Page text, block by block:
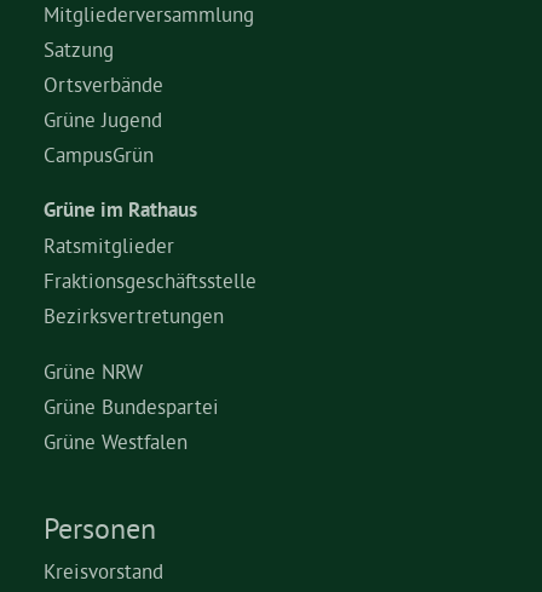
Mitgliederversammlung
Satzung
Ortsverbände
Grüne Jugend
CampusGrün
Grüne im Rathaus
Ratsmitglieder
Fraktionsgeschäftsstelle
Bezirksvertretungen
Grüne NRW
Grüne Bundespartei
Grüne Westfalen
Personen
Kreisvorstand